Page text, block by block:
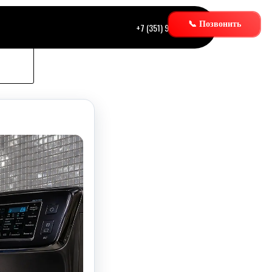
+7 (351) 945 00 59📞 Позвонить